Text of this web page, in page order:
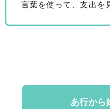
言葉を使って、支出を
あ行から